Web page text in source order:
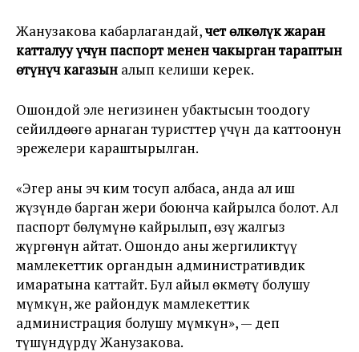
Жанузакова кабарлагандай,чет өлкөлүк жаран
катталуу үчүн паспорт менен чакырган тараптын
өтүнүч кагазын алып келиши керек.
Ошондой эле негизинен убактысын тоодогу
сейилдөөгө арнаган туристтер үчүн да каттоонун
эрежелери караштырылган.
«Эгер аны эч ким тосуп албаса, анда ал иш
жүзүндө барган жери боюнча кайрылса болот. Ал
паспорт бөлүмүнө кайрылып, өзү жалгыз
жүргөнүн айтат. Ошондо аны жергиликтүү
мамлекеттик органдын административдик
имаратына каттайт. Бул айыл өкмөтү болушу
мүмкүн, же райондук мамлекеттик
администрация болушу мүмкүн», — деп
түшүндүрдү Жанузакова.